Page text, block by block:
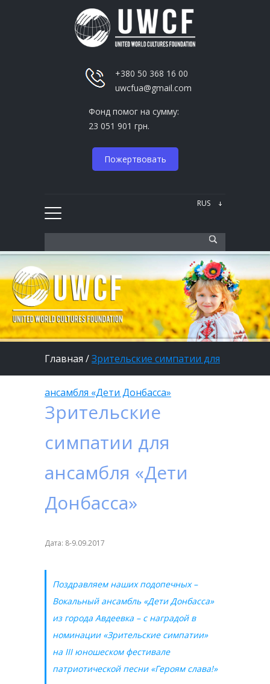
+380 50 368 16 00
uwcfua@gmail.com
Фонд помог на сумму:
23 051 901 грн.
Пожертвовать
Главная /Зрительские симпатии для
ансамбля «Дети Донбасса»
Зрительские
симпатии для
ансамбля «Дети
Донбасса»
Дата: 8-9.09.2017
Поздравляем наших подопечных –
Вокальный ансамбль «Дети Донбасса»
из города Авдеевка – с наградой в
номинации «Зрительские симпатии»
на III юношеском фестивале
патриотической песни «Героям слава!»